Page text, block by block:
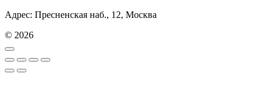
Адрес: Пресненская наб., 12, Москва
© 2026